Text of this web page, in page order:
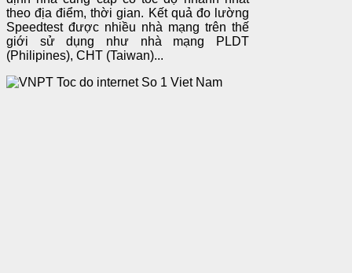
theo địa điểm, thời gian. Kết quả đo lường
Speedtest được nhiều nhà mạng trên thế
giới sử dụng như nhà mạng PLDT
(Philipines), CHT (Taiwan)...